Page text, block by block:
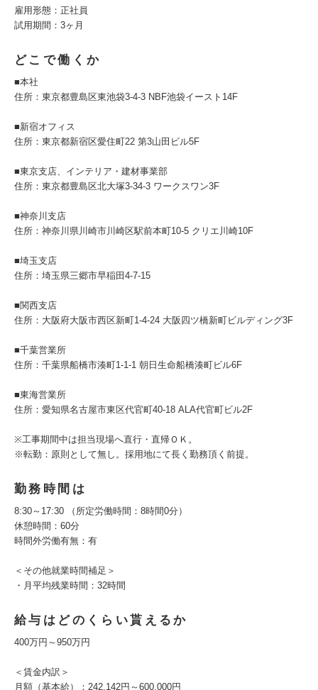
雇用形態：正社員
試用期間：3ヶ月
どこで働くか
■本社
住所：東京都豊島区東池袋3-4-3 NBF池袋イースト14F
■新宿オフィス
住所：東京都新宿区愛住町22 第3山田ビル5F
■東京支店、インテリア・建材事業部
住所：東京都豊島区北大塚3-34-3 ワークスワン3F
■神奈川支店
住所：神奈川県川崎市川崎区駅前本町10-5 クリエ川崎10F
■埼玉支店
住所：埼玉県三郷市早稲田4-7-15
■関西支店
住所：大阪府大阪市西区新町1-4-24 大阪四ツ橋新町ビルディング3F
■千葉営業所
住所：千葉県船橋市湊町1-1-1 朝日生命船橋湊町ビル6F
■東海営業所
住所：愛知県名古屋市東区代官町40-18 ALA代官町ビル2F
※工事期間中は担当現場へ直行・直帰ＯＫ。
※転勤：原則として無し。採用地にて長く勤務頂く前提。
勤務時間は
8:30～17:30 （所定労働時間：8時間0分）
休憩時間：60分
時間外労働有無：有
＜その他就業時間補足＞
・月平均残業時間：32時間
給与はどのくらい貰えるか
400万円～950万円
＜賃金内訳＞
月額（基本給）：242,142円～600,000円